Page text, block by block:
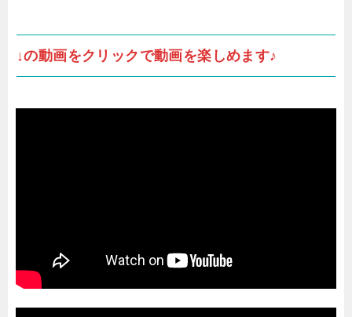
↓の動画をクリックで動画を楽しめます♪